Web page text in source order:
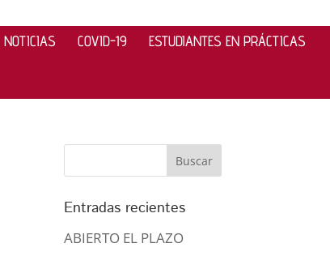
NOTICIAS COVID-19
ESTUDIANTES EN PRÁCTICAS
Entradas recientes
ABIERTO EL PLAZO